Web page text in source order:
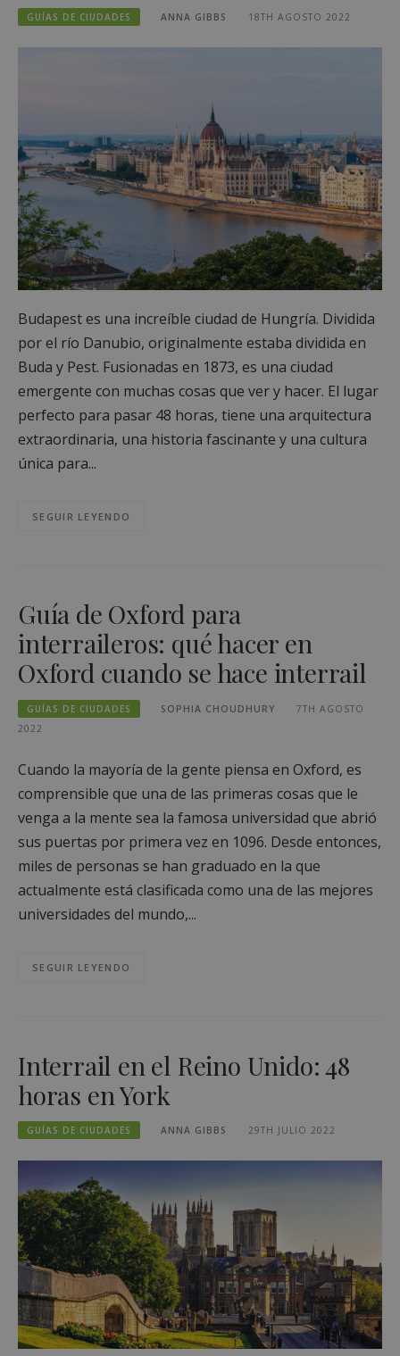
GUÍAS DE CIUDADES ANNA GIBBS 18TH AGOSTO 2022
Budapest es una increíble ciudad de Hungría. Dividida
por el río Danubio, originalmente estaba dividida en
Buda y Pest. Fusionadas en 1873, es una ciudad
emergente con muchas cosas que ver y hacer. El lugar
perfecto para pasar 48 horas, tiene una arquitectura
extraordinaria, una historia fascinante y una cultura
única para...
SEGUIR LEYENDO
Guía de Oxford para
interraileros: qué hacer en
Oxford cuando se hace interrail
GUÍAS DE CIUDADES SOPHIA CHOUDHURY
7TH AGOSTO
2022
Cuando la mayoría de la gente piensa en Oxford, es
comprensible que una de las primeras cosas que le
venga a la mente sea la famosa universidad que abrió
sus puertas por primera vez en 1096. Desde entonces,
miles de personas se han graduado en la que
actualmente está clasificada como una de las mejores
universidades del mundo,...
SEGUIR LEYENDO
Interrail en el Reino Unido: 48
horas en York
GUÍAS DE CIUDADES ANNA GIBBS 29TH JULIO 2022